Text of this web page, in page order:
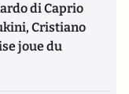
di Caprio
Cristiano
joue du